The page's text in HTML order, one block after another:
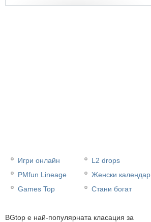
Игри онлайн
PMfun Lineage
Games Top
L2 drops
Женски календар
Стани богат
BGtop e най-популярната класация за